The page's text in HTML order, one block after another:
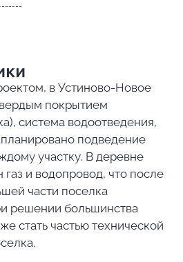
в Устиново-Новое
покрытием
система водоотведения,
подведение
участку. В деревне
и водопровод, что после
части поселка
решении большинства
стать частью технической